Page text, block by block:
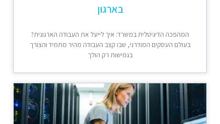
בארגון
המהפכה הדיגיטלית במשרד: איך לייעל את העבודה הארגונית?
בעולם העסקים המודרני, שבו קצב העבודה מהיר מתמיד והצורך
בגמישות רק הולך